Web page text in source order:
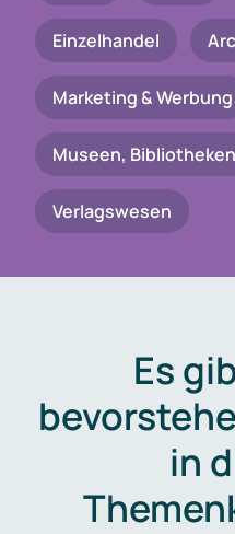
Einzelhandel
Marketing & Werbung
Museen,
Verlagswesen
Es
in